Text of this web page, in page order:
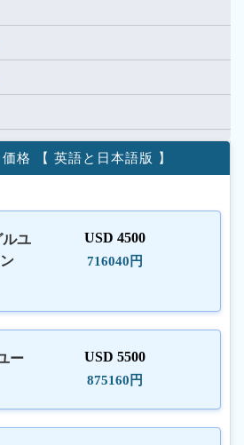
格 【 英語と日本語版 】
ユ
USD 4500
716040円
ー
USD 5500
875160円